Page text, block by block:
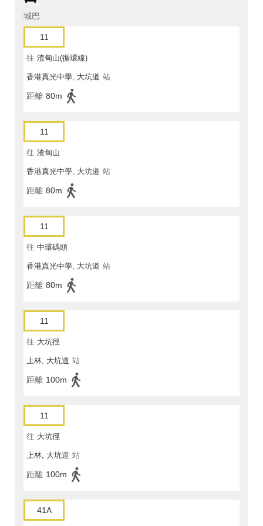
城巴
11
往 渣甸山(循環線)
香港真光中學, 大坑道 站
距離 80m
11
往 渣甸山
香港真光中學, 大坑道 站
距離 80m
11
往 中環碼頭
香港真光中學, 大坑道 站
距離 80m
11
往 大坑徑
上林, 大坑道 站
距離 100m
11
往 大坑徑
上林, 大坑道 站
距離 100m
41A